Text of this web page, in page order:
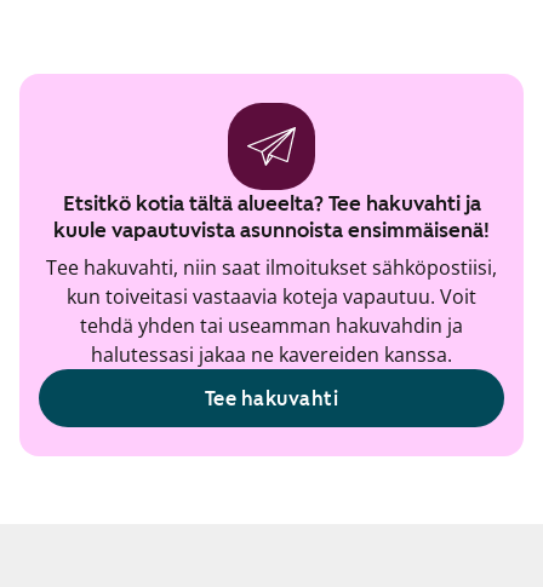
Etsitkö kotia tältä alueelta? Tee hakuvahti ja
kuule vapautuvista asunnoista ensimmäisenä!
Tee hakuvahti, niin saat ilmoitukset sähköpostiisi,
kun toiveitasi vastaavia koteja vapautuu. Voit
tehdä yhden tai useamman hakuvahdin ja
halutessasi jakaa ne kavereiden kanssa.
Tee hakuvahti